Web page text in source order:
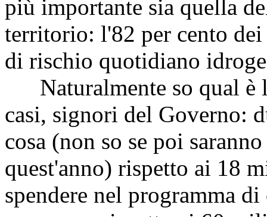
più importante sia quella
territorio: l'82 per cento
di rischio quotidiano
Naturalmente so qual è
casi, signori del Governo:
cosa (non so se poi
quest'anno) rispetto ai 18
spendere nel programma